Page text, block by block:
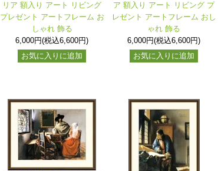
リア 額入り アート リビング
プレゼント アートフレーム お
しゃれ 飾る
6,000円(税込6,600円)
お気に入りに追加
ア 額入り アート リビング プ
レゼント アートフレーム おし
ゃれ 飾る
6,000円(税込6,600円)
お気に入りに追加